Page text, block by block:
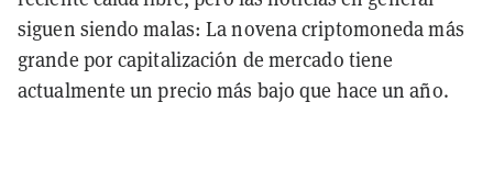
siguen siendo malas: La novena criptomoneda más
grande por capitalización de mercado tiene
actualmente un precio más bajo que hace un año.